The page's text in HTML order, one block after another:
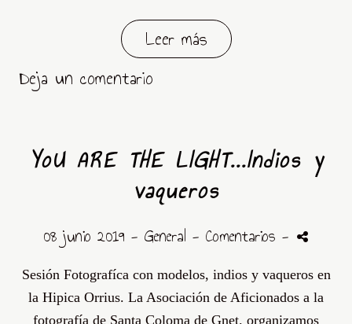
Leer más
Deja un comentario
YoU ARE THE LIGHT...Indios y
vaqueros
08 junio 2019 - General - Comentarios -
Sesión Fotografíca con modelos, indios y vaqueros en
la Hipica Orrius. La Asociación de Aficionados a la
fotografía de Santa Coloma de Gnet. organizamos